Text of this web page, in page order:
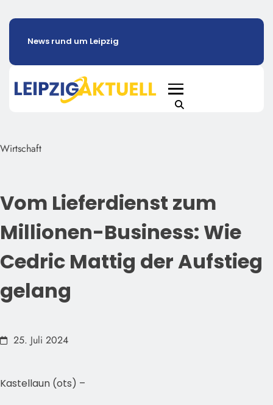
News rund um Leipzig
Wirtschaft
Vom Lieferdienst zum
Millionen-Business: Wie
Cedric Mattig der Aufstieg
gelang
25. Juli 2024
Kastellaun (ots) –